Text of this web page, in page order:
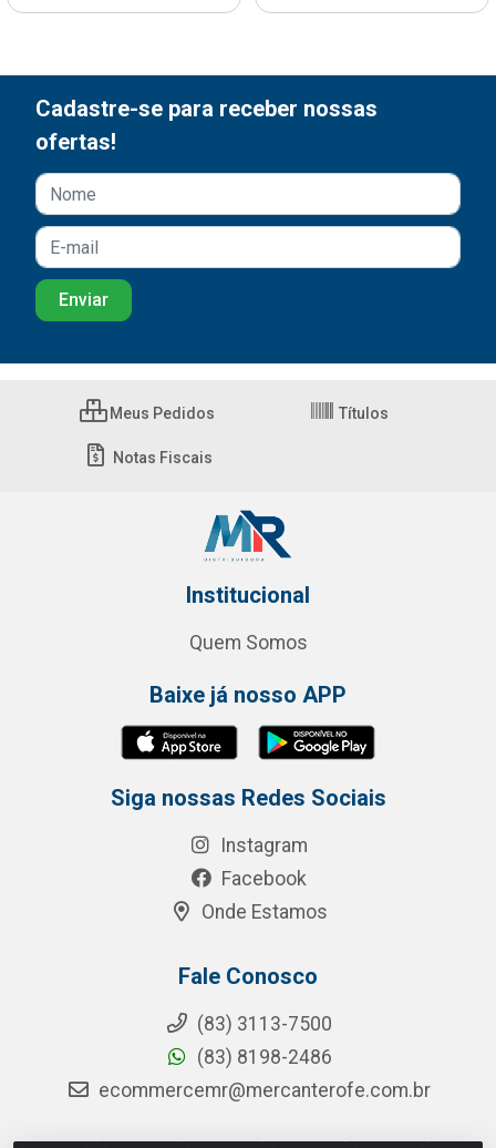
Cadastre-se para receber nossas
ofertas!
Meus Pedidos Títulos
Notas Fiscais
Institucional
Quem Somos
Baixe já nosso APP
Siga nossas Redes Sociais
Instagram
Facebook
Onde Estamos
Fale Conosco
(83) 3113-7500
(83) 8198-2486
ecommercemr@mercanterofe.com.br